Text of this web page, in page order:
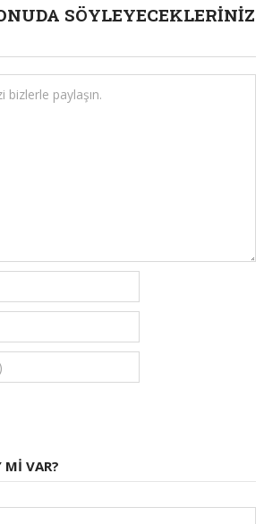
SÖYLEYECEKLERINIZ
MI VAR?